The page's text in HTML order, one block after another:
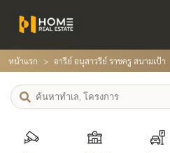
หน้าแรก อารีย์ อนุสาวรีย์ ราชครู สนามเป้า